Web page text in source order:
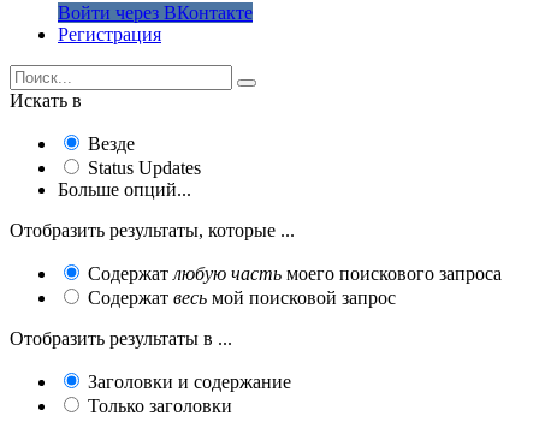
Войти через ВКонтакте
Регистрация
Искать в
Везде
Status Updates
Больше опций...
Отобразить результаты, которые ...
Содержат любую часть моего поискового запроса
Содержат весь мой поисковой запрос
Отобразить результаты в ...
Заголовки и содержание
Только заголовки